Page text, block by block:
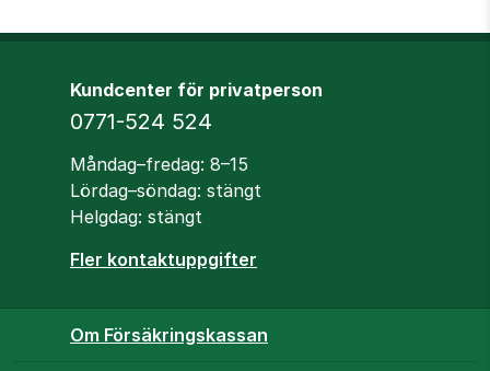
Kundcenter för privatperson
Telefon
0771-524 524
Öppettider
Måndag–fredag: 8–15
Lördag–söndag: stängt
Helgdag: stängt
Fler kontaktuppgifter
Om Försäkringskassan